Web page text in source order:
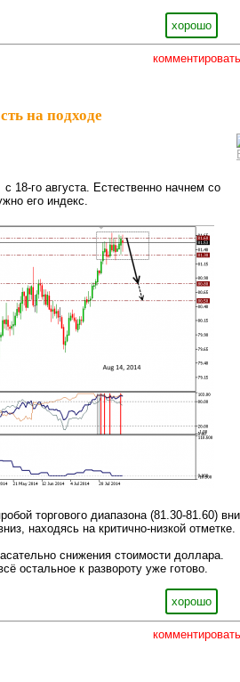
хорошо
комментировать
на подходе
18-го августа. Естественно начнем со
его индекс.
торгового диапазона (81.30-81.60)
находясь на критично-низкой отметке.
снижения стоимости доллара.
остальное к развороту уже готово.
хорошо
комментировать